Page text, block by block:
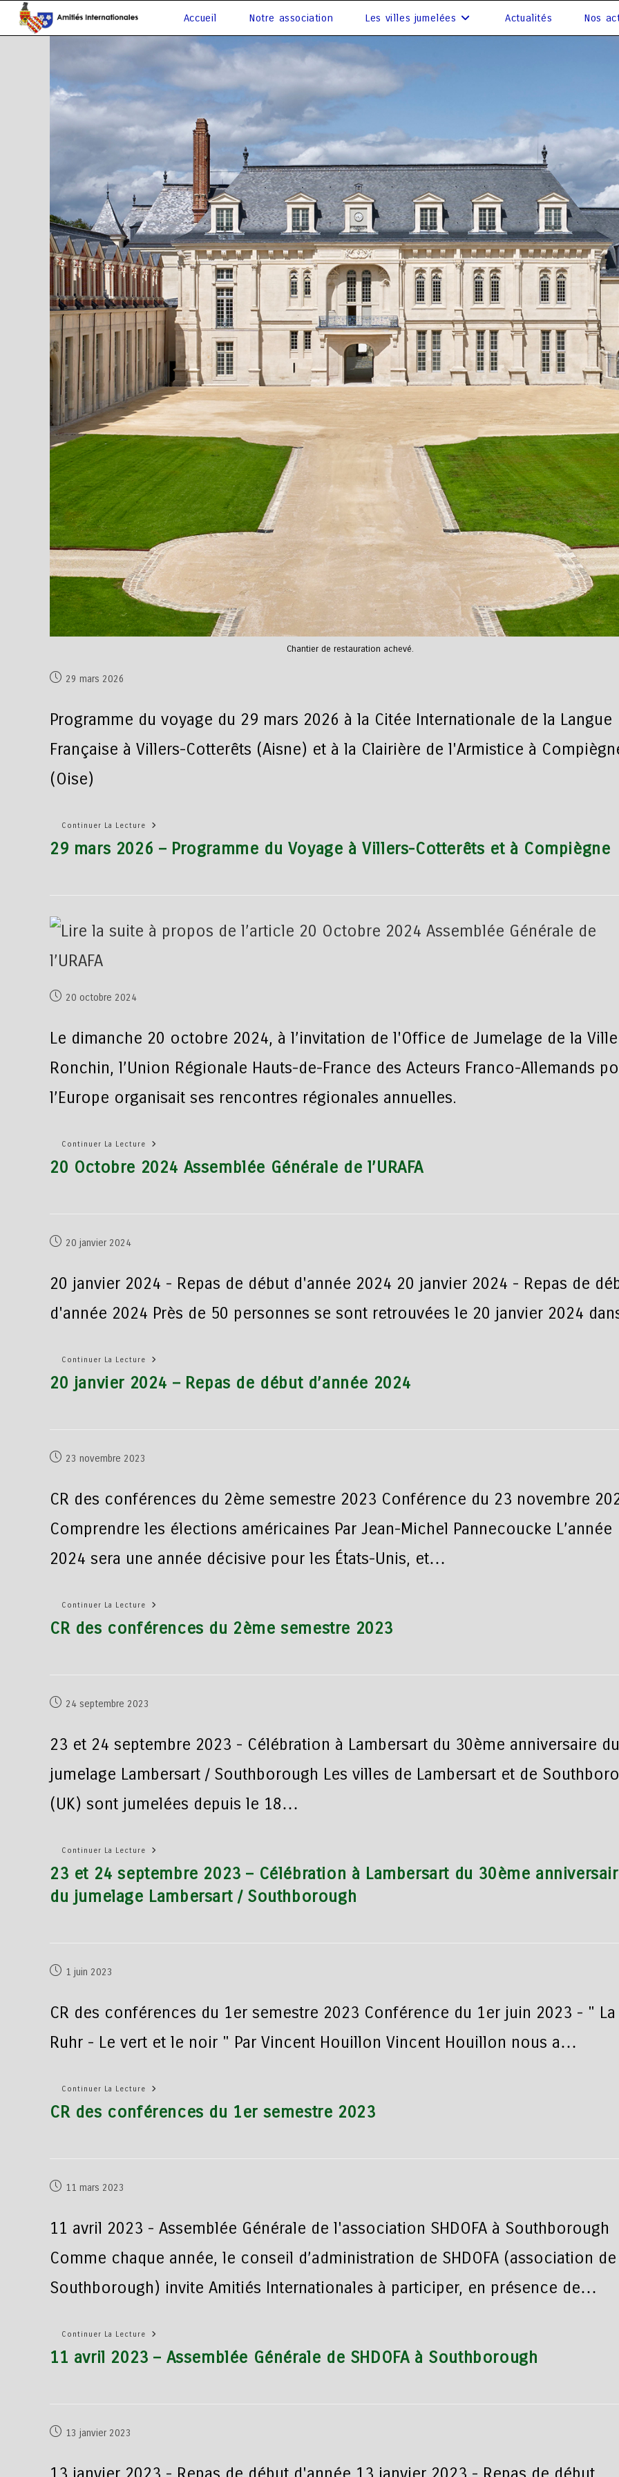
Accueil Notre association Les villes jumelées Actualités Nos
Chantier de restauration achevé.
29 mars 2026
Programme du voyage du 29 mars 2026 à la Citée Internationale de la Langue
Française à Villers-Cotterêts (Aisne) et à la Clairière de l'Armistice à
(Oise)
Continuer La Lecture
29 mars 2026 – Programme du Voyage à Villers-Cotterêts et à Compiègne
20 octobre 2024
Le dimanche 20 octobre 2024, à l’invitation de l'Office de Jumelage de la
Ronchin, l’Union Régionale Hauts-de-France des Acteurs Franco-Allemands
l’Europe organisait ses rencontres régionales annuelles.
Continuer La Lecture
20 Octobre 2024 Assemblée Générale de l’URAFA
20 janvier 2024
20 janvier 2024 - Repas de début d'année 2024 20 janvier 2024 - Repas de
d'année 2024 Près de 50 personnes se sont retrouvées le 20 janvier 2024
Continuer La Lecture
20 janvier 2024 – Repas de début d’année 2024
23 novembre 2023
CR des conférences du 2ème semestre 2023 Conférence du 23 novembre
Comprendre les élections américaines Par Jean-Michel Pannecoucke L’année
2024 sera une année décisive pour les États-Unis, et…
Continuer La Lecture
CR des conférences du 2ème semestre 2023
24 septembre 2023
23 et 24 septembre 2023 - Célébration à Lambersart du 30ème anniversaire du
jumelage Lambersart / Southborough Les villes de Lambersart et de
(UK) sont jumelées depuis le 18…
Continuer La Lecture
23 et 24 septembre 2023 – Célébration à Lambersart du 30ème
du jumelage Lambersart / Southborough
1 juin 2023
CR des conférences du 1er semestre 2023 Conférence du 1er juin 2023 - " La
Ruhr - Le vert et le noir " Par Vincent Houillon Vincent Houillon nous a…
Continuer La Lecture
CR des conférences du 1er semestre 2023
11 mars 2023
11 avril 2023 - Assemblée Générale de l'association SHDOFA à Southborough
Comme chaque année, le conseil d’administration de SHDOFA (association de
Southborough) invite Amitiés Internationales à participer, en présence de…
Continuer La Lecture
11 avril 2023 – Assemblée Générale de SHDOFA à Southborough
13 janvier 2023